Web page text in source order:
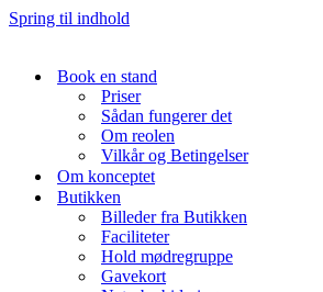
Spring til indhold
Book en stand
Priser
Sådan fungerer det
Om reolen
Vilkår og Betingelser
Om konceptet
Butikken
Billeder fra Butikken
Faciliteter
Hold mødregruppe
Gavekort